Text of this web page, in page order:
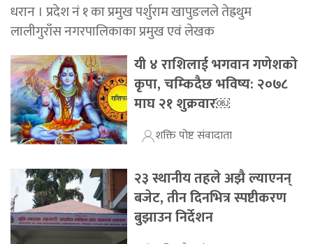
धरान । प्रदेश नं १ का प्रमुख पर्शुराम खापुङलले तेह्रथुम
लालीगुराँस नगरपालिकाका प्रमुख एवं लेखक
यी ४ राशिलाई भगवान गणेशको
कृपा, चम्किदैछ भविष्य: २०७८
माघ २१ शुक्रवार￼
शक्ति पोष्ट संवादाता
२३ स्थानीय तहले अझै ल्याएनन्
बजेट, तीन दिनभित्र स्पष्टीकरण
बुझाउन निर्देशन